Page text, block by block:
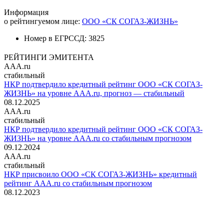
Информация
о рейтингуемом лице: ООО «СК СОГАЗ-ЖИЗНЬ»
Номер в ЕГРССД: 3825
РЕЙТИНГИ ЭМИТЕНТА
AAA.ru
стабильный
НКР подтвердило кредитный рейтинг ООО «СК СОГАЗ-
ЖИЗНЬ» на уровне AAA.ru, прогноз — стабильный
08.12.2025
AAA.ru
стабильный
НКР подтвердило кредитный рейтинг ООО «СК СОГАЗ-
ЖИЗНЬ» на уровне AAA.ru со стабильным прогнозом
09.12.2024
AAA.ru
стабильный
НКР присвоило ООО «СК СОГАЗ-ЖИЗНЬ» кредитный
рейтинг AAA.ru со стабильным прогнозом
08.12.2023